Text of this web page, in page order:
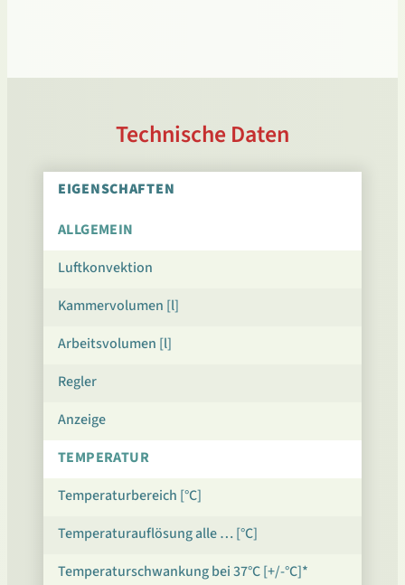
Technische Daten
EIGENSCHAFTEN
ALLGEMEIN
Luftkonvektion
Kammervolumen [l]
Arbeitsvolumen [l]
Regler
Anzeige
TEMPERATUR
Temperaturbereich [°C]
Temperaturauflösung alle … [°C]
Temperaturschwankung bei 37°C [+/-°C]*